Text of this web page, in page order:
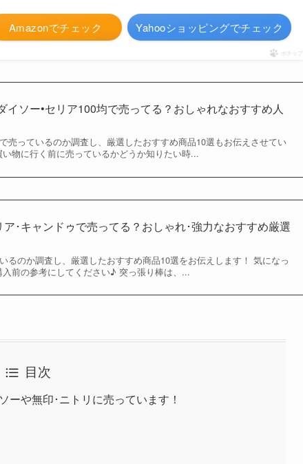
Amazonでチェック Yahooショッピングでチェック
ポチップ
イソー•セリア100均で売ってる？おしゃれなおすすめ人
売っているのか調査し、厳選したおすすめ商品10選もお伝えさせてい
物に行く前に売っているかどうか知りたい時...
･キャンドゥで売ってる？おしゃれ･強力なおすすめ厳選
るのか調査し、厳選したおすすめ商品10選をお伝えします！ 気になっ
前の参考にしてください♪ 突っ張り棒は、...
目次
ーや無印･ニトリに売っています！